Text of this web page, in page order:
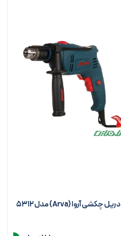
دریل چکشی آروا (Arva) مدل 5312